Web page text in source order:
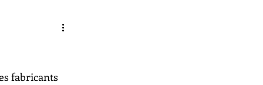
fabricants